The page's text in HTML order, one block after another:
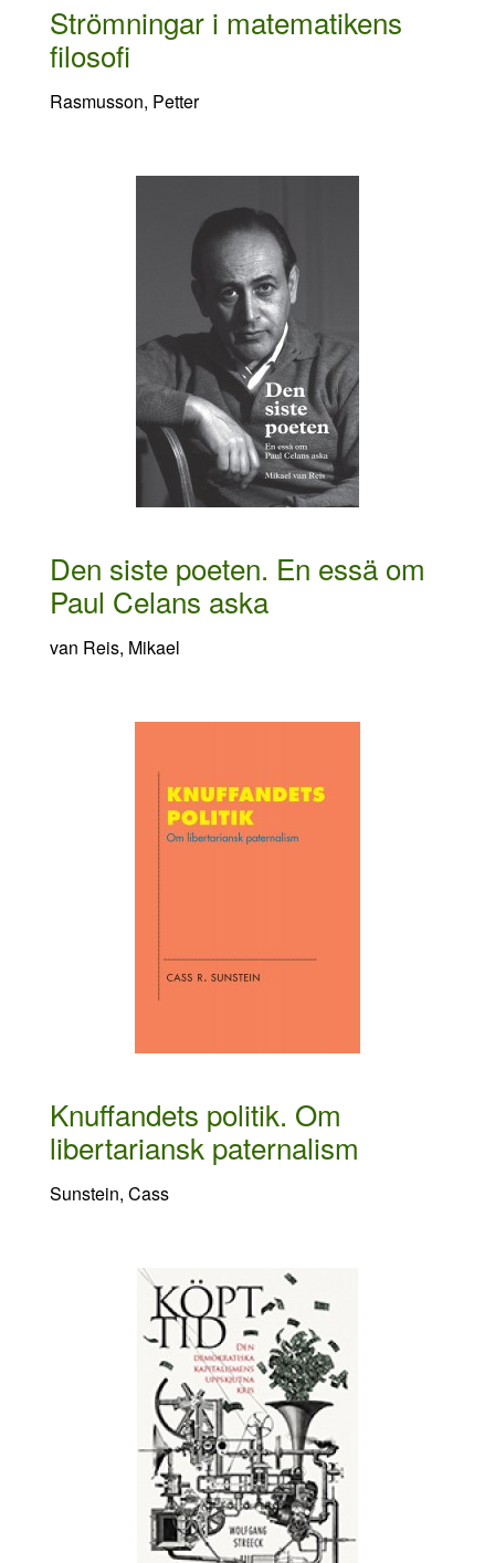
Strömningar i matematikens
filosofi
Rasmusson, Petter
Den siste poeten. En essä om
Paul Celans aska
van Reis, Mikael
Knuffandets politik. Om
libertariansk paternalism
Sunstein, Cass